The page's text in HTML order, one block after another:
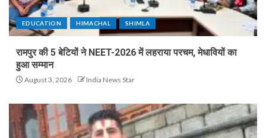
EDUCATION HIMACHAL SHIMLA
रामपुर की 5 बेटियों ने NEET-2026 में लहराया परचम, मेधावियों का
हुआ सम्मान
August 3, 2026 India News Star